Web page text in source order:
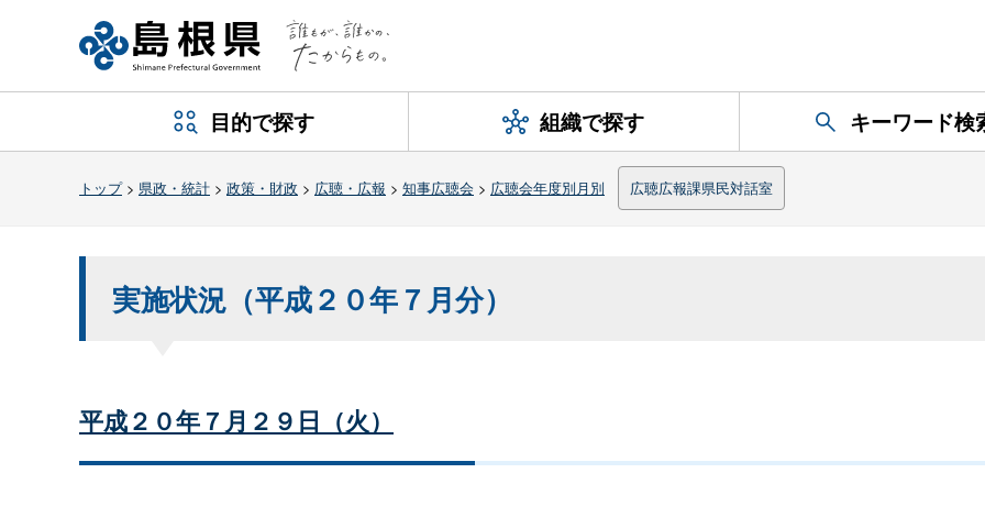
目的で探す 組織で探す キーワード検
トップ> 県政・統計 > 政策・財政 > 広聴・広報 > 知事広聴会 > 広聴会年度別月別 広聴広報課県民対話室
実施状況（平成２０年７月分）
平成２０年７月２９日（火）